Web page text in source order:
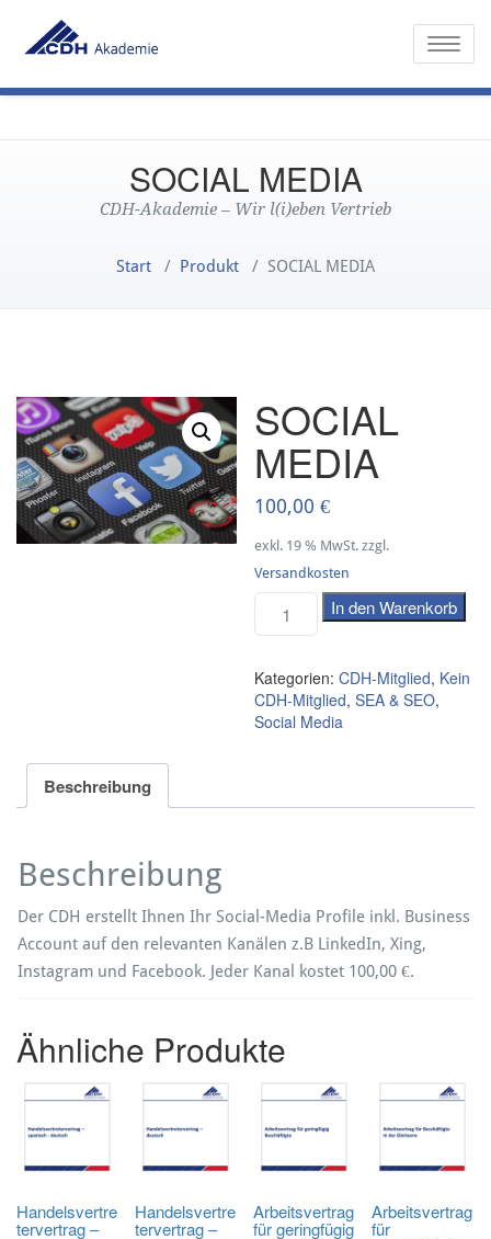
SOCIAL MEDIA
CDH-Akademie – Wir l(i)eben Vertrieb
Start / Produkt / SOCIAL MEDIA
SOCIAL
MEDIA
100,00€
exkl. 19 % MwSt. zzgl.
Versandkosten
In den Warenkorb
Kategorien:CDH-Mitglied, Kein
CDH-Mitglied,SEA & SEO,
Social Media
Beschreibung
Beschreibung
Der CDH erstellt Ihnen Ihr Social-Media Profile inkl. Business
Account auf den relevanten Kanälen z.B LinkedIn, Xing,
Instagram und Facebook. Jeder Kanal kostet 100,00 €.
Ähnliche Produkte
Handelsvertre
tervertrag –
Handelsvertre
tervertrag –
Arbeitsvertrag
für geringfügig
Arbeitsvertrag
für